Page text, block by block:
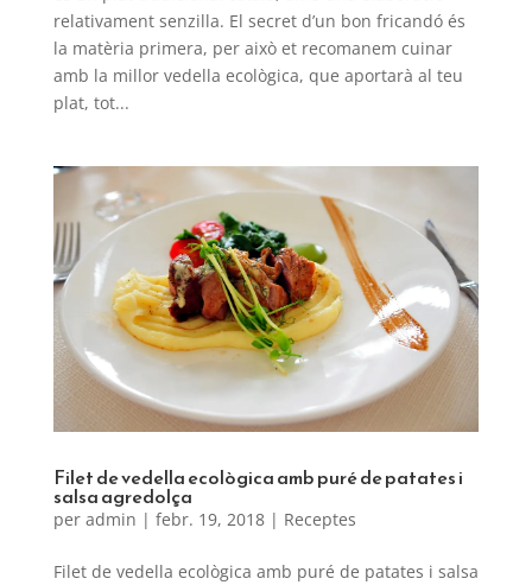
relativament senzilla. El secret d’un bon fricandó és
la matèria primera, per això et recomanem cuinar
amb la millor vedella ecològica, que aportarà al teu
plat, tot...
Filet de vedella ecològica amb puré de patates i
salsa agredolça
per admin | febr. 19, 2018| Receptes
Filet de vedella ecològica amb puré de patates i salsa